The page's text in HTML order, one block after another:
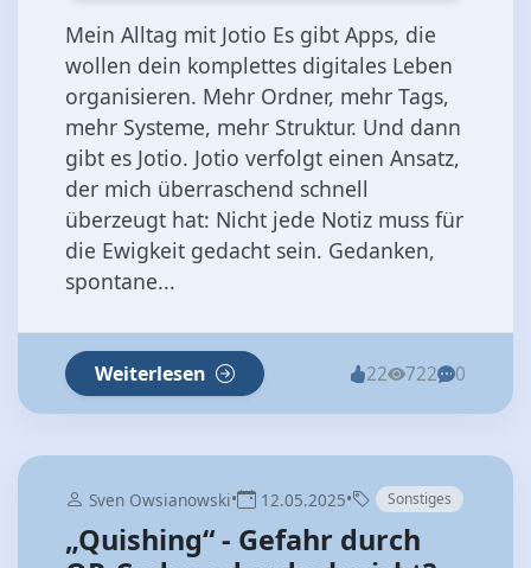
Mein Alltag mit Jotio Es gibt Apps, die
wollen dein komplettes digitales Leben
organisieren. Mehr Ordner, mehr Tags,
mehr Systeme, mehr Struktur. Und dann
gibt es Jotio. Jotio verfolgt einen Ansatz,
der mich überraschend schnell
überzeugt hat: Nicht jede Notiz muss für
die Ewigkeit gedacht sein. Gedanken,
spontane...
Weiterlesen 22 722 0
Sven Owsianowski• 12.05.2025• Sonstiges
„Quishing“ - Gefahr durch